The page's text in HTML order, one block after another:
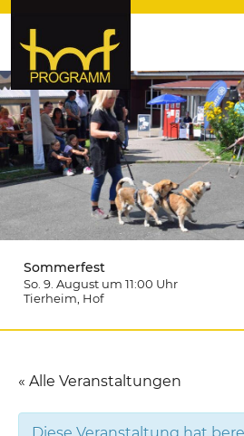
hof-programm – das
Veranstaltungsportal
Hochfranken
Sommerfest
So. 9. August um 11:00 Uhr
Tierheim , Hof
« Alle Veranstaltungen
Diese Veranstaltung hat